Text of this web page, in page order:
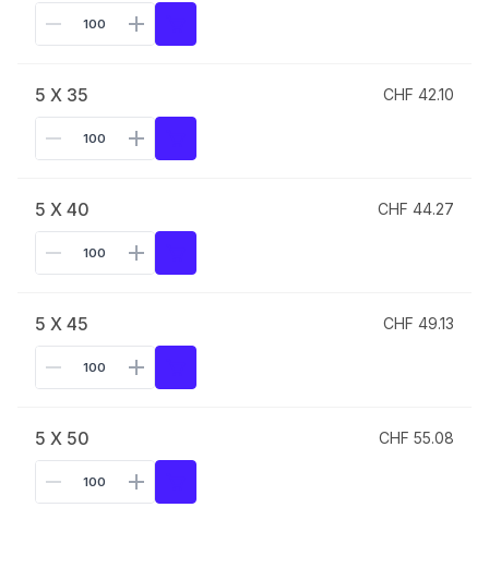
5 X 35 CHF 42.10
5 X 40 CHF 44.27
5 X 45 CHF 49.13
5 X 50 CHF 55.08